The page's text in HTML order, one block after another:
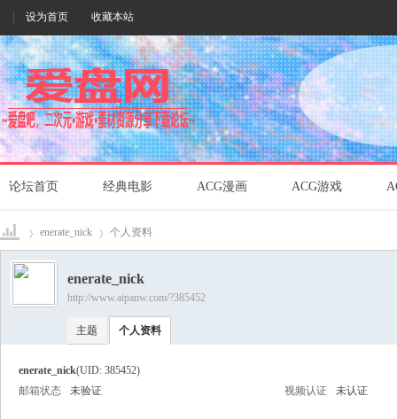
设为首页 收藏本站
论坛首页 经典电影 ACG漫画 ACG游戏
爱盘›
enerate_nick 个人资料
enerate_nick
http://www.aipanw.com/?385452
主题 个人资料
enerate_nick(UID: 385452)
邮箱状态
未验证 视频认证 未认证